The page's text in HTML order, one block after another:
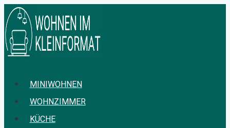
Zum
Inhalt
springen
MINIWOHNEN
WOHNZIMMER
KÜCHE